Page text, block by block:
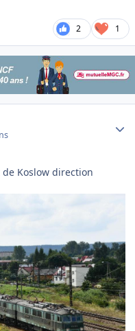
2 1
Koslow direction